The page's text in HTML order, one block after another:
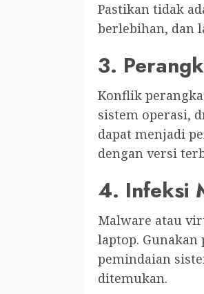
Pastikan tidak
berlebihan, dan
3.
Konflik
sistem operasi,
dapat menjadi
dengan versi
4. Infeksi
Malware atau
laptop.
pemindaian
ditemukan.